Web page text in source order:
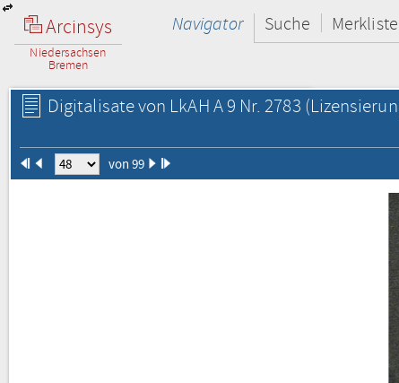
Arcinsys
Niedersachsen
Bremen
Navigator Suche Merkliste
Digitalisate von LkAH A 9 Nr. 2783
von 99